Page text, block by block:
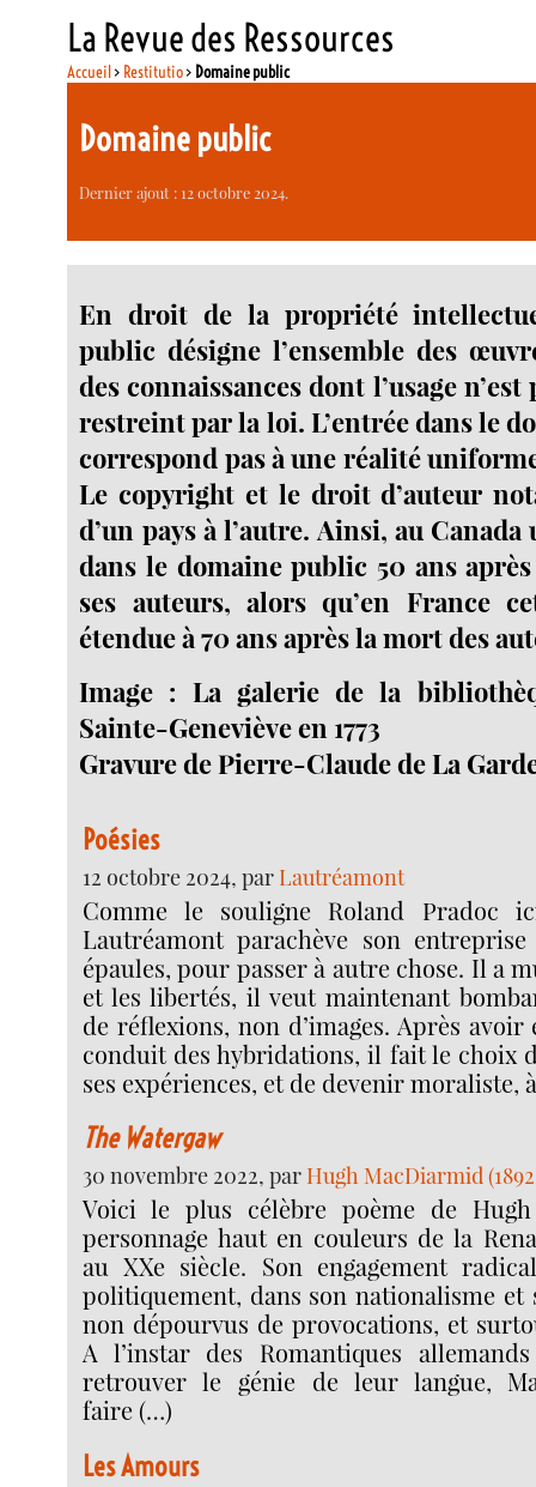
La Revue des Ressources
Accueil> Restitutio> Domaine public
Domaine public
Dernier ajout : 12 octobre 2024.
En droit de la propriété
public désigne l’ensemble des
des connaissances dont l’usage n’est
restreint par la loi. L’entrée dans le
correspond pas à une réalité
Le copyright et le droit d’auteur
d’un pays à l’autre. Ainsi, au
dans le domaine public 50 ans
ses auteurs, alors qu’en France
étendue à 70 ans après la mort des
Image : La galerie de la
Sainte-Geneviève en 1773
Gravure de Pierre-Claude de La
Poésies
12 octobre 2024, par Lautréamont
Comme le souligne Roland Pradoc
Lautréamont parachève son
épaules, pour passer à autre chose. Il a
et les libertés, il veut maintenant
de réflexions, non d’images. Après
conduit des hybridations, il fait le choix
ses expériences, et de devenir moraliste,
The Watergaw
30 novembre 2022, par Hugh MacDiarmid
Voici le plus célèbre poème de
personnage haut en couleurs de la
au XXe siècle. Son engagement
politiquement, dans son nationalisme et
non dépourvus de provocations, et
A l’instar des Romantiques
retrouver le génie de leur langue,
faire (…)
Les Amours